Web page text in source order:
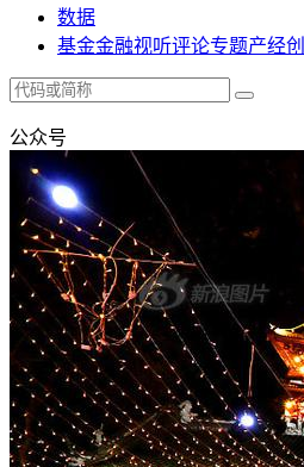
数据
基金金融视听评论专题产经
公众号